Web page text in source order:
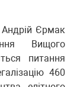
Андрій Єрмак
Вищого
питання
460